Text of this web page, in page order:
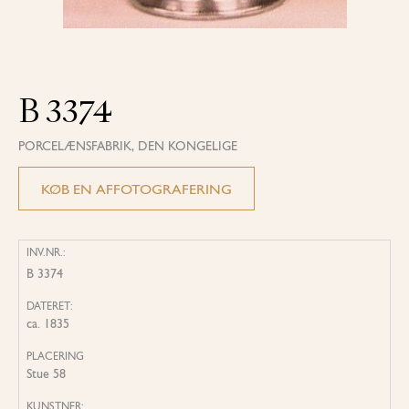
B 3374
PORCELÆNSFABRIK, DEN KONGELIGE
KØB EN AFFOTOGRAFERING
INV.NR.:
B 3374
DATERET:
ca. 1835
PLACERING
Stue 58
KUNSTNER: